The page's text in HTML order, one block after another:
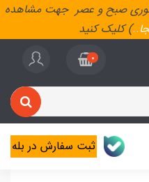
صبح و عصر جهت مشاهده
..) کلیک کنید
0
ثبت سفارش در بله